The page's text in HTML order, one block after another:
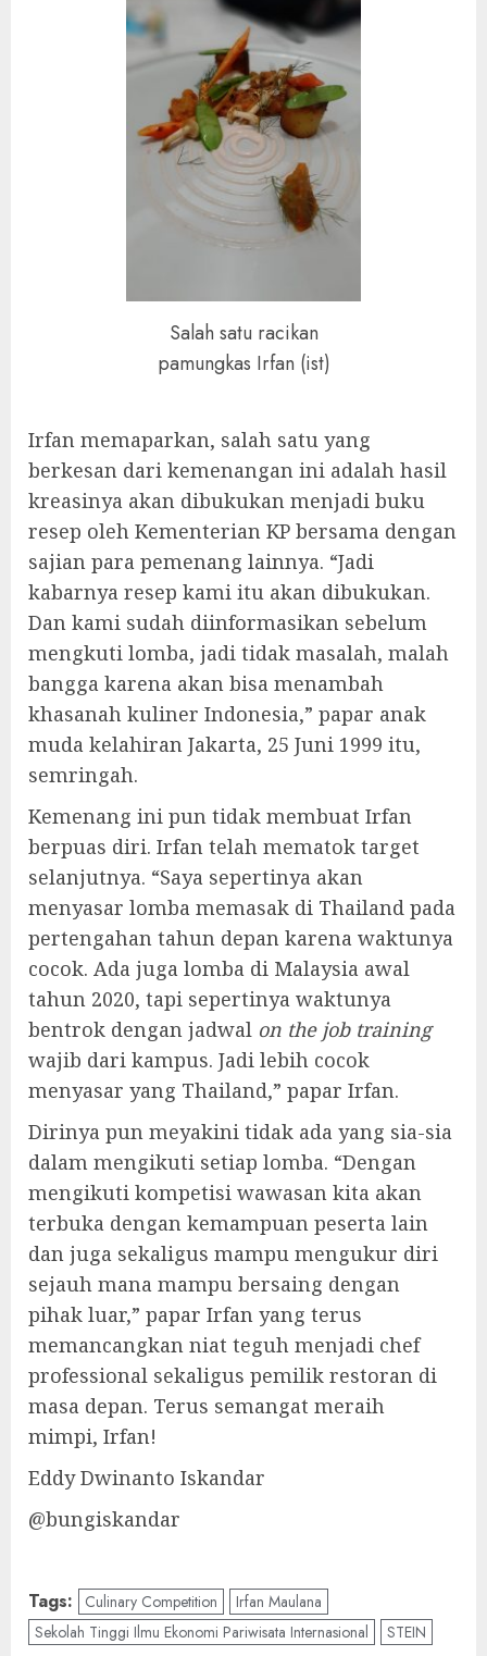
Salah satu racikan
pamungkas Irfan (ist)
Irfan memaparkan, salah satu yang
berkesan dari kemenangan ini adalah hasil
kreasinya akan dibukukan menjadi buku
resep oleh Kementerian KP bersama dengan
sajian para pemenang lainnya. “Jadi
kabarnya resep kami itu akan dibukukan.
Dan kami sudah diinformasikan sebelum
mengkuti lomba, jadi tidak masalah, malah
bangga karena akan bisa menambah
khasanah kuliner Indonesia,” papar anak
muda kelahiran Jakarta, 25 Juni 1999 itu,
semringah.
Kemenang ini pun tidak membuat Irfan
berpuas diri. Irfan telah mematok target
selanjutnya. “Saya sepertinya akan
menyasar lomba memasak di Thailand pada
pertengahan tahun depan karena waktunya
cocok. Ada juga lomba di Malaysia awal
tahun 2020, tapi sepertinya waktunya
bentrok dengan jadwal on the job training
wajib dari kampus. Jadi lebih cocok
menyasar yang Thailand,” papar Irfan.
Dirinya pun meyakini tidak ada yang sia-sia
dalam mengikuti setiap lomba. “Dengan
mengikuti kompetisi wawasan kita akan
terbuka dengan kemampuan peserta lain
dan juga sekaligus mampu mengukur diri
sejauh mana mampu bersaing dengan
pihak luar,” papar Irfan yang terus
memancangkan niat teguh menjadi chef
professional sekaligus pemilik restoran di
masa depan. Terus semangat meraih
mimpi, Irfan!
Eddy Dwinanto Iskandar
@bungiskandar
Tags: Culinary Competition
Irfan Maulana
Sekolah Tinggi Ilmu Ekonomi Pariwisata Internasional
STEIN